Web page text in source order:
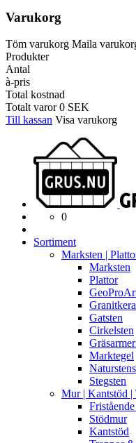
Varukorg
Töm varukorg Maila
Produkter
Antal
à-pris
Total kostnad
Totalt varor0 SEK
Till kassan Visa varukorg
0
Sortiment
Marksten |
Marksten
Plattor
Gatsten
Cirkelsten
Marktegel
Stegsten
Mur | Kantstöd |
Stödmur
Kantstöd